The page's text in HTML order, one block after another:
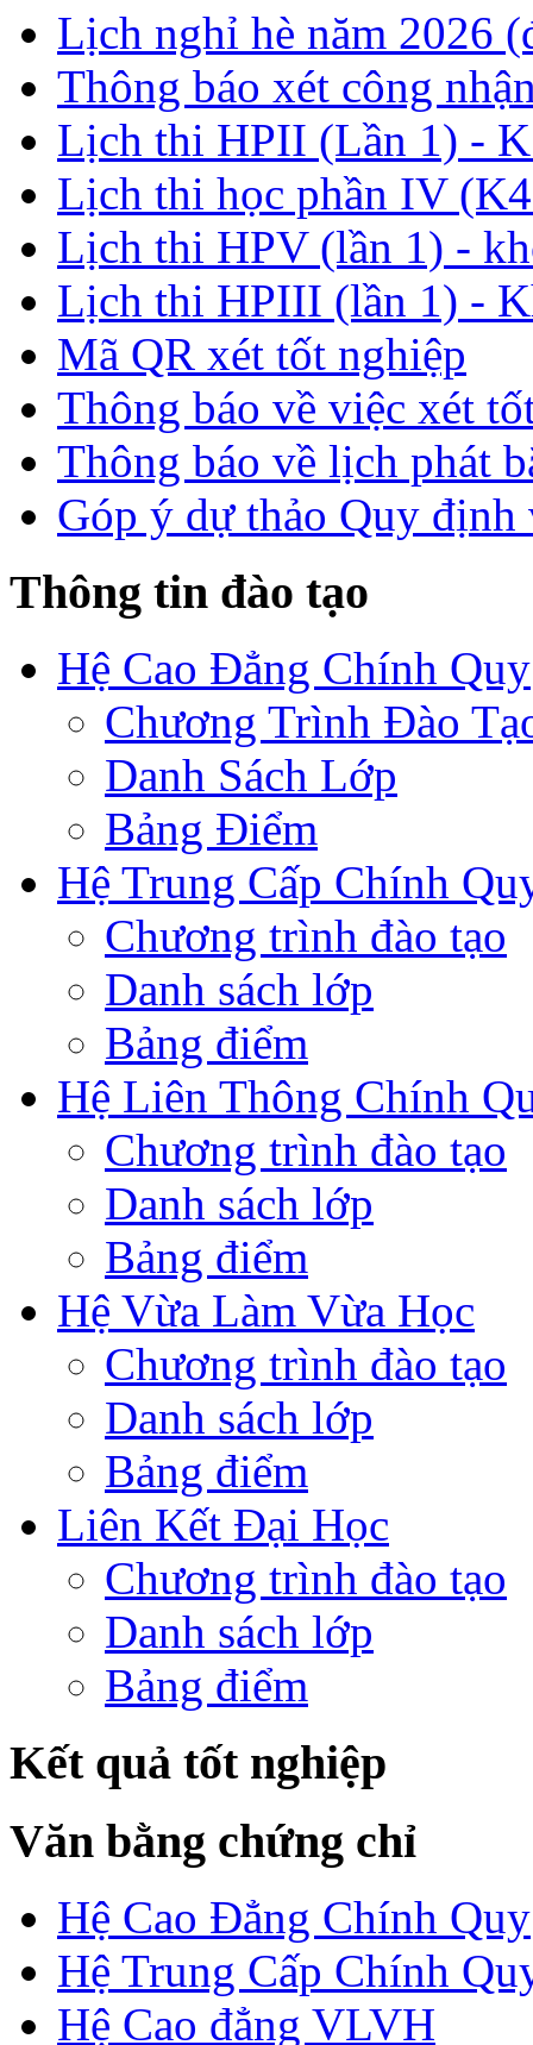
Lịch nghỉ hè năm 2026
Thông báo xét công
Lịch thi HPII (Lần 1) -
Lịch thi học phần IV
Lịch thi HPV (lần 1) -
Lịch thi HPIII (lần 1) -
Mã QR xét tốt nghiệp
Thông báo về việc xét
Thông báo về lịch phát
Góp ý dự thảo Quy định
Thông tin đào tạo
Hệ Cao Đẳng Chính Quy
Chương Trình Đào
Danh Sách Lớp
Bảng Điểm
Hệ Trung Cấp Chính
Chương trình đào tạo
Danh sách lớp
Bảng điểm
Hệ Liên Thông Chính
Chương trình đào tạo
Danh sách lớp
Bảng điểm
Hệ Vừa Làm Vừa Học
Chương trình đào tạo
Danh sách lớp
Bảng điểm
Liên Kết Đại Học
Chương trình đào tạo
Danh sách lớp
Bảng điểm
Kết quả tốt nghiệp
Văn bằng chứng chỉ
Hệ Cao Đẳng Chính Quy
Hệ Trung Cấp Chính
Hệ Cao đẳng VLVH